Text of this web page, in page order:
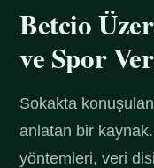
Betcio
ve Spor
Sokakta
anlatan bir
yöntemleri, veri